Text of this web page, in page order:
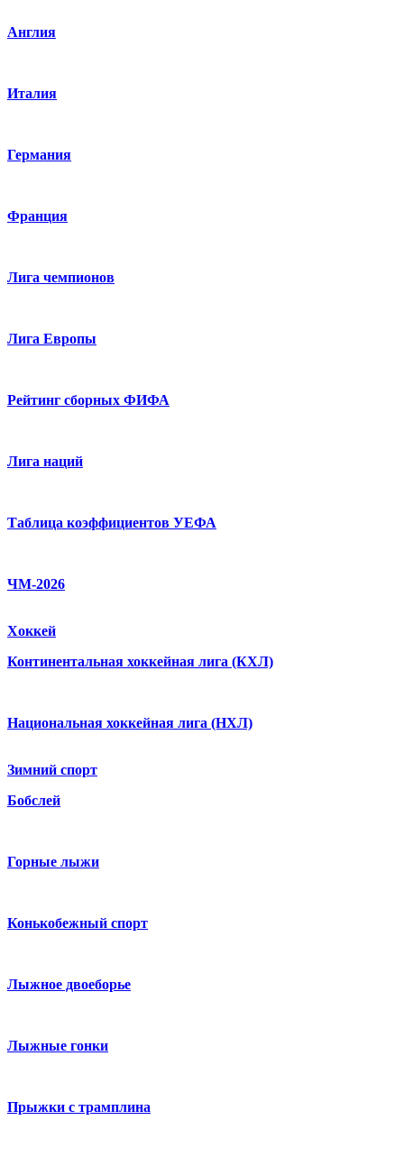
Англия
Италия
Германия
Франция
Лига чемпионов
Лига Европы
Рейтинг сборных ФИФА
Лига наций
Таблица коэффициентов УЕФА
ЧМ-2026
Хоккей
Континентальная хоккейная лига (КХЛ)
Национальная хоккейная лига (НХЛ)
Зимний спорт
Бобслей
Горные лыжи
Конькобежный спорт
Лыжное двоеборье
Лыжные гонки
Прыжки с трамплина